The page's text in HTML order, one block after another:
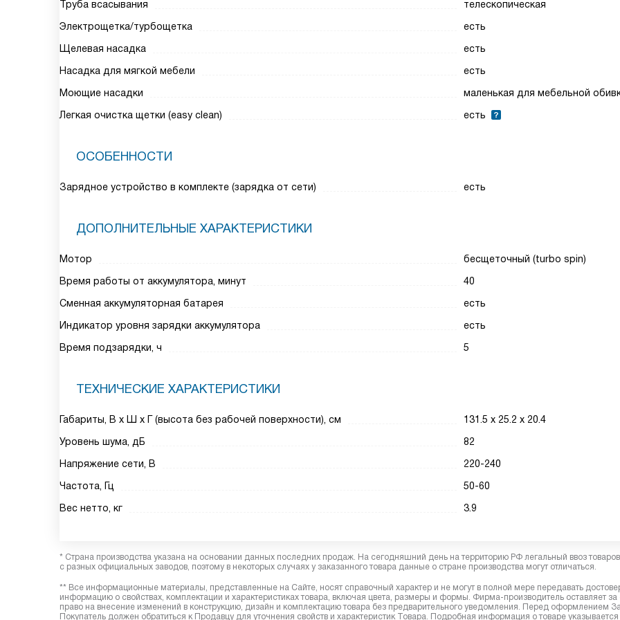
Труба всасывания
телескопическая
Электрощетка/турбощетка
есть
Щелевая насадка
есть
Насадка для мягкой мебели
есть
Моющие насадки
маленькая для мебельной
Легкая очистка щетки (easy clean)
есть
ОСОБЕННОСТИ
Зарядное устройство в комплекте (зарядка от сети) есть
ДОПОЛНИТЕЛЬНЫЕ ХАРАКТЕРИСТИКИ
Мотор
бесщеточный (turbo spin)
Время работы от аккумулятора, минут
40
Сменная аккумуляторная батарея
есть
Индикатор уровня зарядки аккумулятора
есть
Время подзарядки, ч
5
ТЕХНИЧЕСКИЕ ХАРАКТЕРИСТИКИ
Габариты, В х Ш х Г (высота без рабочей поверхности), см
131.5 х 25.2 х 20.4
Уровень шума, дБ
82
Напряжение сети, В
220-240
Частота, Гц
50-60
Вес нетто, кг
3.9
* Страна производства указана на основании данных последних продаж. На сегодняшний день на территорию РФ легальный ввоз
с разных официальных заводов, поэтому в некоторых случаях у заказанного товара данные о стране производства могут отличаться.
** Все информационные материалы, представленные на Сайте, носят справочный характер и не могут в полной мере передавать
информацию о свойствах, комплектации и характеристиках товара, включая цвета, размеры и формы. Фирма-производитель оставляет за
право на внесение изменений в конструкцию, дизайн и комплектацию товара без предварительного уведомления. Перед оформлением
Покупатель должен обратиться к Продавцу для уточнения свойств и характеристик Товара. Подробная информация о товаре указывается